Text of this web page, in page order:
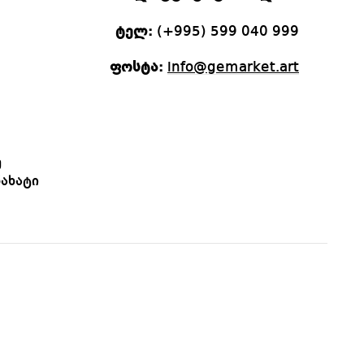
ტელ: (+995) 599 040 999
ფოსტა: info@gemarket.art